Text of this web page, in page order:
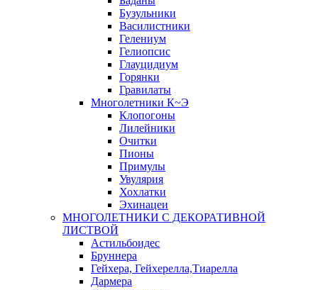
Бузульники
Василистники
Гелениум
Гелиопсис
Глауцидиум
Горянки
Гравилаты
Многолетники К~Э
Клопогоны
Лилейники
Очитки
Пионы
Примулы
Увулярия
Хохлатки
Эхинацеи
МНОГОЛЕТНИКИ С ДЕКОРАТИВНОЙ
ЛИСТВОЙ
Астильбоидес
Бруннера
Гейхера, Гейхерелла,Тиарелла
Дармера